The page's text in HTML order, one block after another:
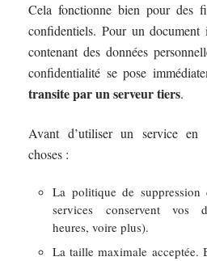
Cela fonctionne bien pour des
confidentiels. Pour un
contenant des données
confidentialité se pose
transite par un serveur tiers.
Avant d’utiliser un service en
choses :
La politique de suppression
services conservent vos
heures, voire plus).
La taille maximale acceptée.